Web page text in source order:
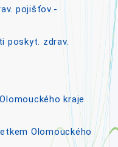
pojišťov.-
poskyt. zdrav.
kraje
Olomouckého